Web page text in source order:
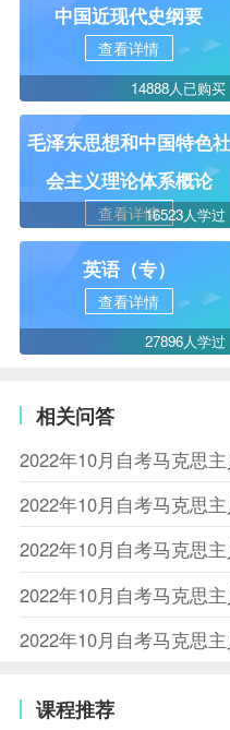
中国近现代史纲要
查看详情
14888人已购买
毛泽东思想和中国特色社
会主义理论体系概论
查看详情16523人学过
英语（专）
查看详情
27896人学过
相关问答
2022年10月自考马克思
2022年10月自考马克思
2022年10月自考马克思
2022年10月自考马克思
2022年10月自考马克思
课程推荐